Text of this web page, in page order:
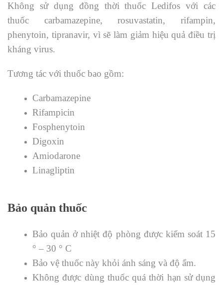
Không sử dụng đồng thời thuốc Ledifos với các
thuốc carbamazepine, rosuvastatin, rifampin,
phenytoin, tipranavir, vì sẽ làm giảm hiệu quả điều trị
kháng virus.
Tương tác với thuốc bao gồm:
Carbamazepine
Rifampicin
Fosphenytoin
Digoxin
Amiodarone
Linagliptin
Bảo quản thuốc
Bảo quản ở nhiệt độ phòng được kiểm soát 15
° – 30 ° C
Bảo vệ thuốc này khỏi ánh sáng và độ ẩm.
Không được dùng thuốc quá thời hạn sử dụng